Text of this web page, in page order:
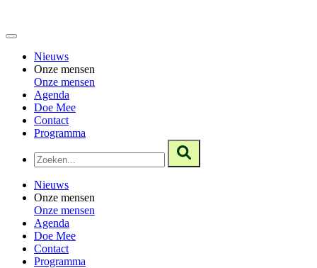
Nieuws
Onze mensen
Onze mensen
Agenda
Doe Mee
Contact
Programma
Nieuws
Onze mensen
Onze mensen
Agenda
Doe Mee
Contact
Programma